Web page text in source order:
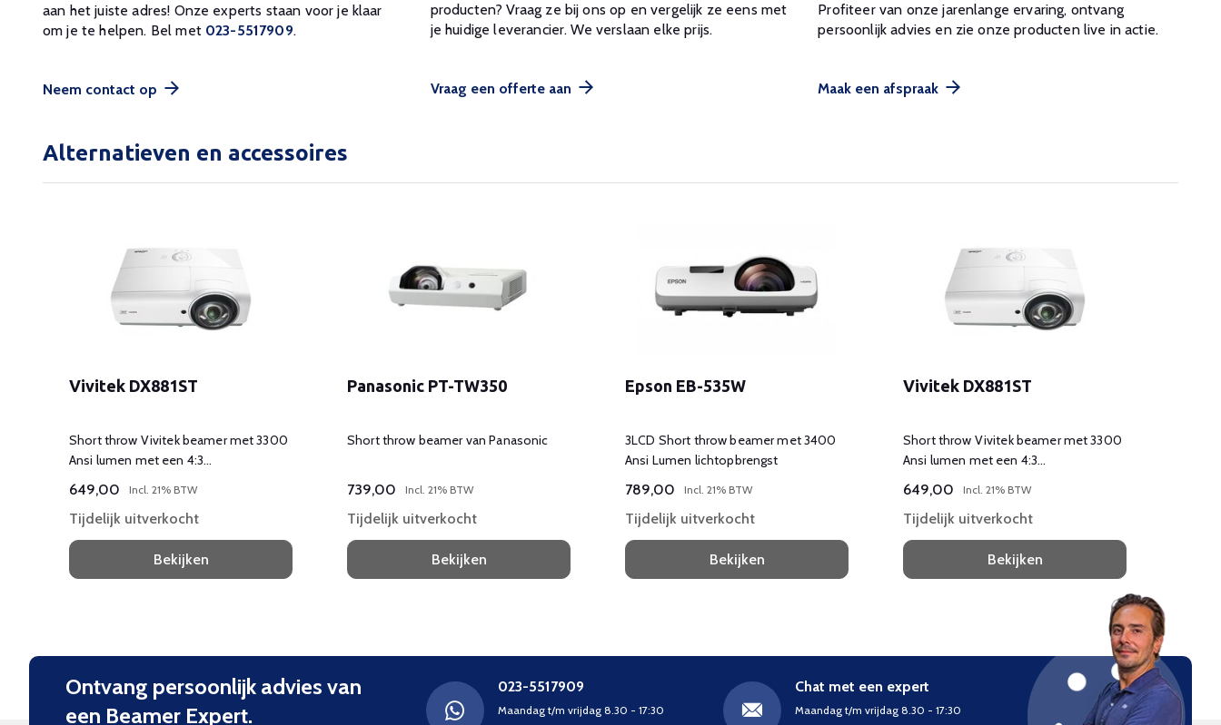
aan het juiste adres! Onze experts staan voor je klaar
om je te helpen. Bel met 023-5517909.
Neem contact op
producten? Vraag ze bij ons op en vergelijk ze eens met
je huidige leverancier. We verslaan elke prijs.
Vraag een offerte aan
Profiteer van onze jarenlange ervaring, ontvang
persoonlijk advies en zie onze producten live in actie.
Maak een afspraak
Alternatieven en accessoires
Vivitek DX881ST
Short throw Vivitek beamer met 3300
Ansi lumen met een 4:3
beeldverhouding
649,00 Incl. 21% BTW
Tijdelijk uitverkocht
Bekijken
Panasonic PT-TW350
Short throw beamer van Panasonic
739,00 Incl. 21% BTW
Tijdelijk uitverkocht
Bekijken
Epson EB-535W
3LCD Short throw beamer met 3400
Ansi Lumen lichtopbrengst
789,00 Incl. 21% BTW
Tijdelijk uitverkocht
Bekijken
Vivitek DX881ST
Short throw Vivitek beamer met 3300
Ansi lumen met een 4:3
beeldverhouding
649,00 Incl. 21% BTW
Tijdelijk uitverkocht
Bekijken
Ontvang persoonlijk advies van
een Beamer Expert.
023-5517909
Maandag t/m vrijdag 8.30 - 17:30
Chat met een expert
Maandag t/m vrijdag 8.30 - 17:30